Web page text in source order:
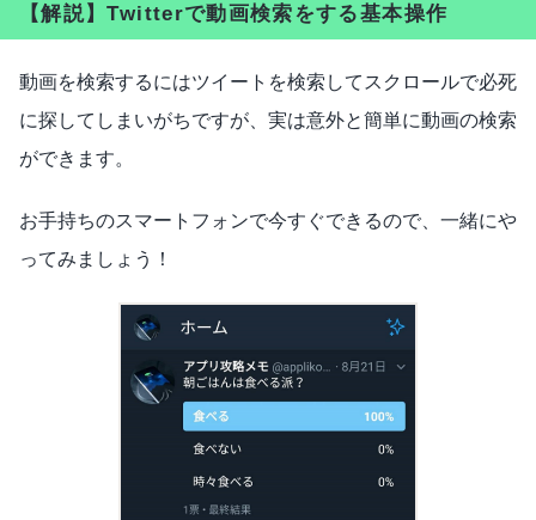
【解説】Twitterで動画検索をする基本操作
動画を検索するにはツイートを検索してスクロールで必死
に探してしまいがちですが、実は意外と簡単に動画の検索
ができます。
お手持ちのスマートフォンで今すぐできるので、一緒にや
ってみましょう！